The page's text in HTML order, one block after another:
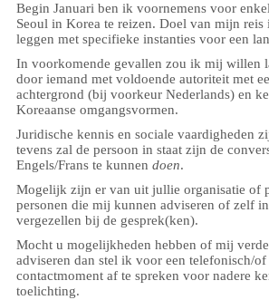
Begin Januari ben ik voornemens voor
Seoul in Korea te reizen. Doel van mijn reis
leggen met specifieke instanties voor een
In voorkomende gevallen zou ik mij willen
door iemand met voldoende autoriteit met
achtergrond (bij voorkeur Nederlands) en
Koreaanse omgangsvormen.
Juridische kennis en sociale vaardigheden
tevens zal de persoon in staat zijn de
Engels/Frans te kunnen doen.
Mogelijk zijn er van uit jullie organisatie of
personen die mij kunnen adviseren of zelf
vergezellen bij de gesprek(ken).
Mocht u mogelijkheden hebben of mij
adviseren dan stel ik voor een telefonisch/of
contactmoment af te spreken voor nadere
toelichting.